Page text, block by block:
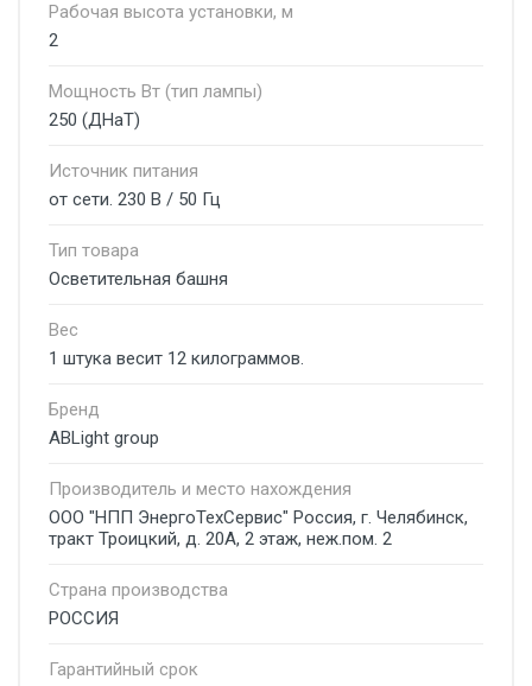
Рабочая высота установки, м
2
Мощность Вт (тип лампы)
250 (ДНаТ)
Источник питания
от сети. 230 В / 50 Гц
Тип товара
Осветительная башня
Вес
1 штука весит 12 килограммов.
Бренд
ABLight group
Производитель и место нахождения
ООО "НПП ЭнергоТехСервис" Россия, г. Челябинск,
тракт Троицкий, д. 20А, 2 этаж, неж.пом. 2
Страна производства
РОССИЯ
Гарантийный срок